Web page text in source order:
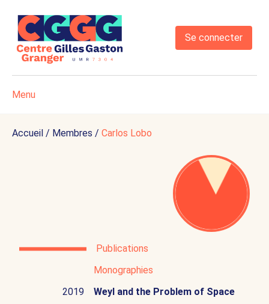
Se connecter
Menu
Accueil / Membres / Carlos Lobo
Publications
Monographies
2019
Weyl and the Problem of Space